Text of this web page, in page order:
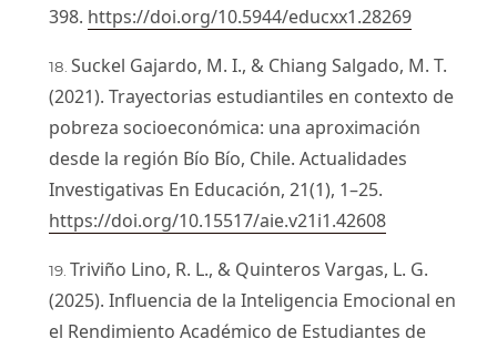
398. https://doi.org/10.5944/educxx1.28269
Suckel Gajardo, M. I., & Chiang Salgado, M. T.
(2021). Trayectorias estudiantiles en contexto de
pobreza socioeconómica: una aproximación
desde la región Bío Bío, Chile. Actualidades
Investigativas En Educación, 21(1), 1–25.
https://doi.org/10.15517/aie.v21i1.42608
Triviño Lino, R. L., & Quinteros Vargas, L. G.
(2025). Influencia de la Inteligencia Emocional en
el Rendimiento Académico de Estudiantes de